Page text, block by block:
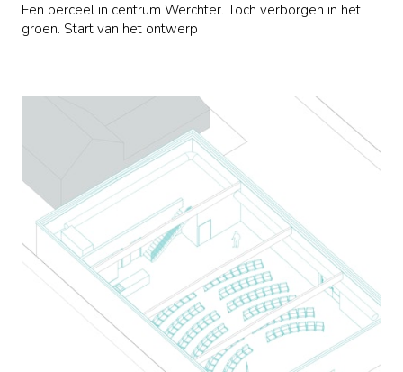
Een perceel in centrum Werchter. Toch verborgen in het
groen. Start van het ontwerp